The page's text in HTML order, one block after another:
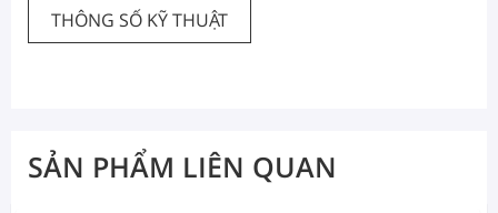
THÔNG SỐ KỸ THUẬT
SẢN PHẨM LIÊN QUAN